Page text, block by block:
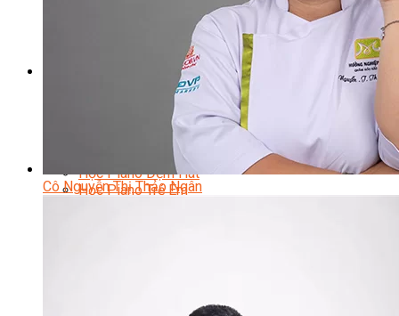
Gội Đầu Dưỡng Sinh Và Massage Thư Giãn
Marketing Online Ngành Chăm Sóc Sắc Đẹp
Chuyên Đề Chăm Sóc Sắc Đẹp
Nhạc Công Chuyên Nghiệp
Ca Sĩ Chuyên Nghiệp
Học Piano Đệm Hát
Học Piano Trẻ Em
Cô Nguyễn Thị Thảo Ngân